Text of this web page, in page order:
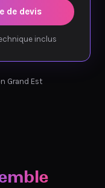
de devis
inclus
Grand Est